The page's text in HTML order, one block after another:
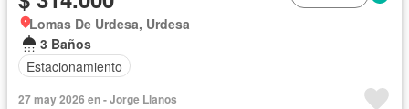
Lomas De Urdesa, Urdesa
3 Baños
Estacionamiento
27 may 2026 en - Jorge Llanos